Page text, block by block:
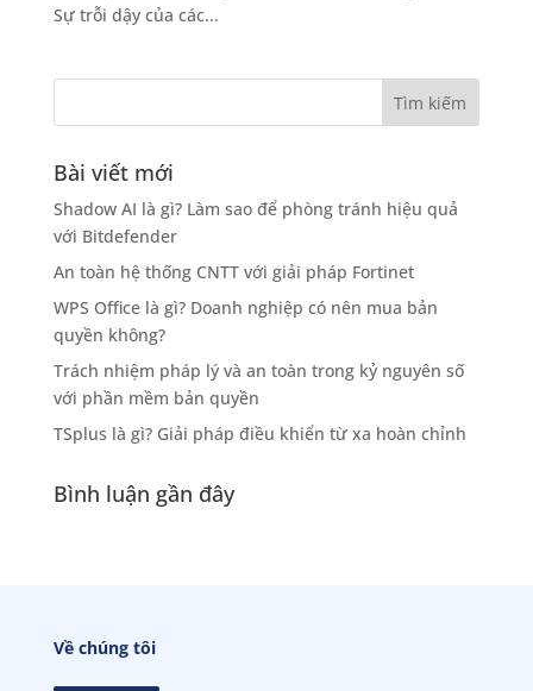
Sự trỗi dậy của các...
Bài viết mới
Shadow AI là gì? Làm sao để phòng tránh hiệu quả
với Bitdefender
An toàn hệ thống CNTT với giải pháp Fortinet
WPS Office là gì? Doanh nghiệp có nên mua bản
quyền không?
Trách nhiệm pháp lý và an toàn trong kỷ nguyên số
với phần mềm bản quyền
TSplus là gì? Giải pháp điều khiển từ xa hoàn chỉnh
Bình luận gần đây
Về chúng tôi